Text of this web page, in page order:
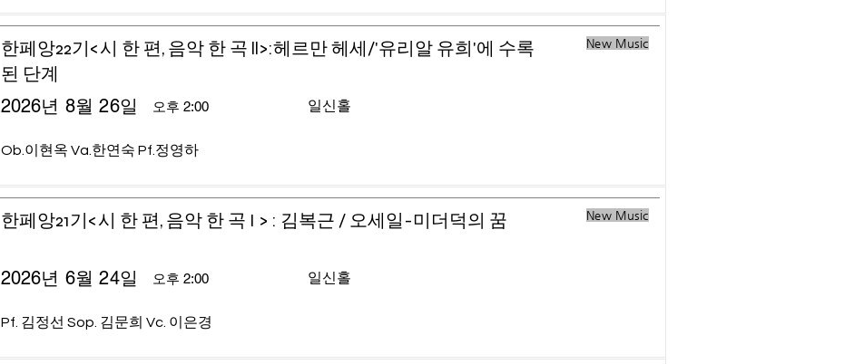
New Music
한페앙22기<시 한 편, 음악 한 곡 ll>:헤르만 헤세/'유리알 유희'에 수록
된 단계
오후 2:00
2026년 8월 26일 일신홀
Ob.이현옥 Va.한연숙 Pf.정영하
New Music
한페앙21기<시 한 편, 음악 한 곡 I > : 김복근 / 오세일-미더덕의 꿈
오후 2:00
2026년 6월 24일 일신홀
Pf. 김정선 Sop. 김문희 Vc. 이은경